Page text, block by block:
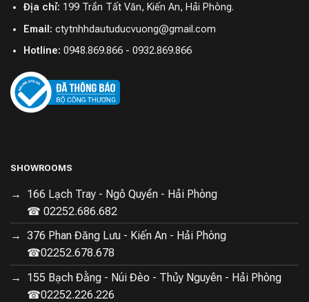
Địa chỉ: 199 Trần Tất Văn, Kiến An, Hải Phòng.
Email: ctytnhhdautuducvuong@gmail.com
Hotline: 0948.869.866 - 0932.869.866
SHOWROOMS
166 Lạch Tray - Ngô Quyền - Hải Phòng
☎ 02252.686.682
376 Phan Đăng Lưu - Kiến An - Hải Phòng
☎02252.678.678
155 Bạch Đằng - Núi Đèo - Thủy Nguyên - Hải Phòng
☎02252.226.226